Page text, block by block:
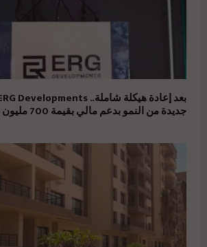
جديدة من النمو بدعم مالي بقيمة 700 مليون جنيه